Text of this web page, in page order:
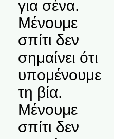
για σένα.
Μένουμε
σπίτι δεν
σημαίνει ότι
υπομένουμε
τη βία.
Μένουμε
σπίτι δεν